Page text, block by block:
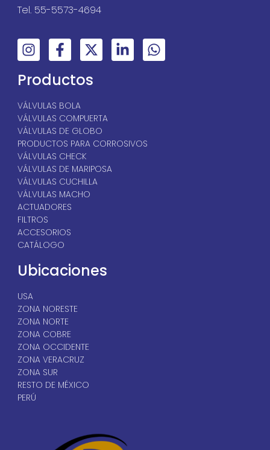
Tel. 55-5573-4694
Productos
VÁLVULAS BOLA
VÁLVULAS COMPUERTA
VÁLVULAS DE GLOBO
PRODUCTOS PARA CORROSIVOS
VÁLVULAS CHECK
VÁLVULAS DE MARIPOSA
VÁLVULAS CUCHILLA
VÁLVULAS MACHO
ACTUADORES
FILTROS
ACCESORIOS
CATÁLOGO
Ubicaciones
USA
ZONA NORESTE
ZONA NORTE
ZONA COBRE
ZONA OCCIDENTE
ZONA VERACRUZ
ZONA SUR
RESTO DE MÉXICO
PERÚ